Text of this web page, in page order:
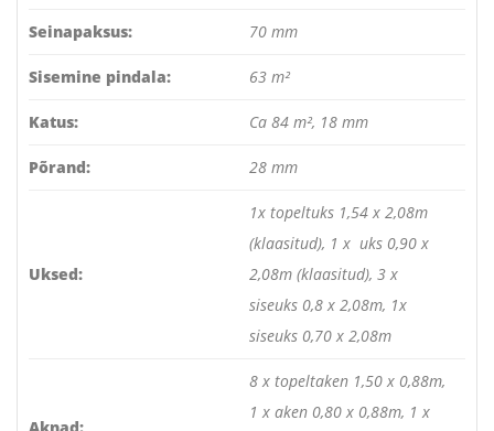
Seinapaksus: 70 mm
Sisemine pindala: 63 m²
Katus: Ca 84 m², 18 mm
Põrand: 28 mm
Uksed:
1x topeltuks 1,54 x 2,08m
(klaasitud), 1 x uks 0,90 x
2,08m (klaasitud), 3 x
siseuks 0,8 x 2,08m, 1x
siseuks 0,70 x 2,08m
8 x topeltaken 1,50 x 0,88m,
1 x aken 0,80 x 0,88m, 1 x